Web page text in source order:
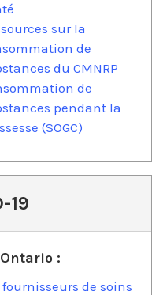
sur la
de
du CMNRP
de
pendant la
(SOGC)
19
:
fournisseurs de soins